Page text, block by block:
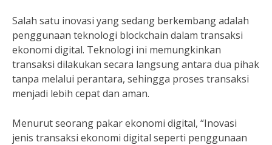
Salah satu inovasi yang sedang berkembang adalah
penggunaan teknologi blockchain dalam transaksi
ekonomi digital. Teknologi ini memungkinkan
transaksi dilakukan secara langsung antara dua pihak
tanpa melalui perantara, sehingga proses transaksi
menjadi lebih cepat dan aman.
Menurut seorang pakar ekonomi digital, “Inovasi
jenis transaksi ekonomi digital seperti penggunaan